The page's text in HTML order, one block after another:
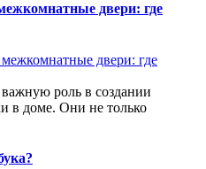
двери: где
роль в создании
в доме. Они не только